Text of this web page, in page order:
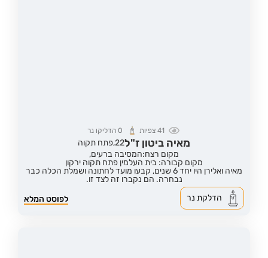
41 צפיות 0הדליקו נר
מאיה ביטון ז"ל22,פתח תקוה
מקום רצח:המסיבה ברעים,
מקום קבורה: בית העלמין פתח תקוה ירקון
מאיה ואלירן היו יחד 6 שנים, קבעו מועד לחתונה ושמלת הכלה כבר
נבחרה. הם נקברו זה לצד זו.
לפוסט המלא
הדלקת נר